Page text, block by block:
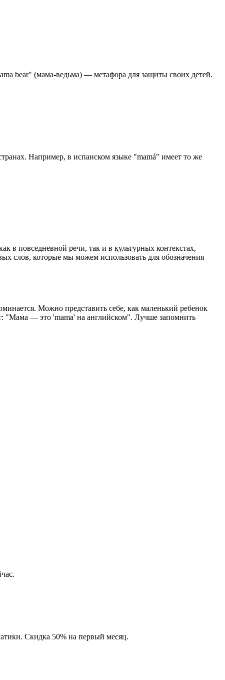
bear" (мама-ведьма) — метафора для защиты своих детей.
Например, в испанском языке "mamá" имеет то же
в повседневной речи, так и в культурных контекстах,
слов, которые мы можем использовать для обозначения
Можно представить себе, как маленький ребенок
"Мама — это 'mama' на английском". Лучше запомнить
Скидка 50% на первый месяц.